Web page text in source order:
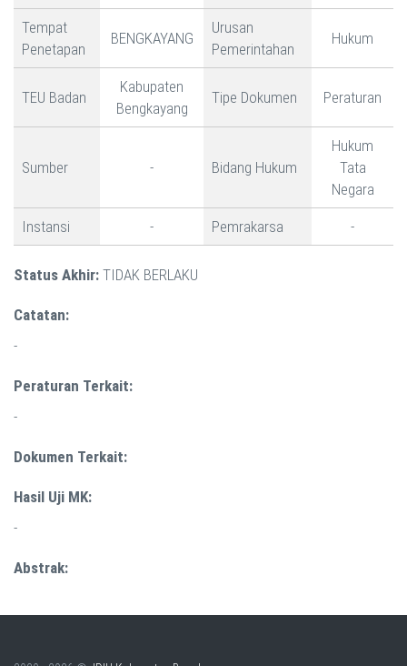
Tempat
Penetapan
BENGKAYANG
Urusan
Pemerintahan
Hukum
TEU Badan
Kabupaten
Bengkayang
Tipe Dokumen Peraturan
Sumber - Bidang Hukum
Hukum
Tata
Negara
Instansi - Pemrakarsa -
Status Akhir: TIDAK BERLAKU
Catatan:
-
Peraturan Terkait:
-
Dokumen Terkait:
Hasil Uji MK:
-
Abstrak: